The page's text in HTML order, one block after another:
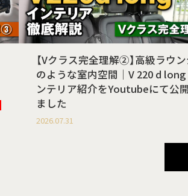
【Vクラス完全理解②】高級ラウ
のような室内空間｜V 220 d long
ンテリア紹介をYoutubeにて公
ました
2026.07.31